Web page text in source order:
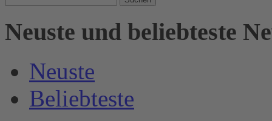
nach:
Neuste und beliebteste
Neuste
Beliebteste